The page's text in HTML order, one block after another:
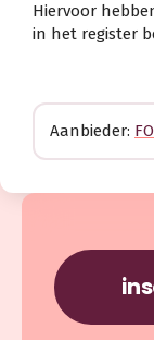
Hiervoor
in het register
Aanbieder: